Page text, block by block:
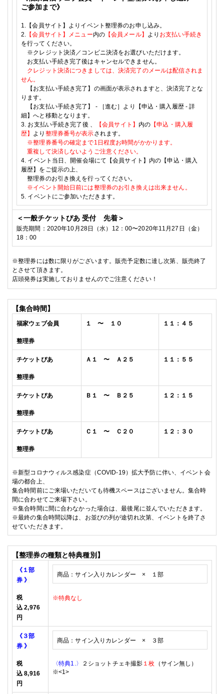
ご参加まで》
1. 【会員サイト】よりイベント整理券のお申し込み。
2. 【会員サイト】メニュー内の【会員メール】 より お支払い手続き
を行ってください。
※クレジット決済／コンビニ決済をお選びいただけます。
お支払い手続き完了後はキャンセルできません。
クレジット決済につきましては、決済完了のメールは配信されま
せん。
【お支払い手続き完了】の画面が表示されますと、決済完了とな
ります。
【お支払い手続き完了】
- ［進む］より【申込・購入履歴-詳
細】へと移動となります。
3. お支払い手続き完了後 、 【会員サイト】 内の 【申込・購入履
歴】 より 整理券番号が表示されます。
※整理券番号の確定まで1 日程度お時間がかかります。
重複して決済しないようご注意ください。
4. イベント当日、開催会場にて【会員サイト】内の【申込・購入
履歴】をご提示の上、
整理券のお引き換えを行ってください。
※イベント開始日前には整理券のお引き換えは出来ません。
5. イベントにご参加いただきます。
＜一般チケットぴあ 受付 先着＞
販売期間： 2020年10 月28日（水） 12 ： 00〜2020年11 月27 日（金）
18 ：00
※整理券には数に限りがございます。販売予定数に達し次第、販売終了
とさせて頂きます。
店頭発券は実施しておりませんのでご注意ください！
【集合時間】
福家ウェブ会員
整理券
１ 〜 １０ １１：４５
チケットぴあ
整理券
Ａ１ 〜 Ａ２５ １１：５５
チケットぴあ
整理券
Ｂ１ 〜 Ｂ２５ １２：１５
チケットぴあ
整理券
Ｃ１ 〜 Ｃ２０ １２：３０
※新型コロナウィルス感染症（COVID-19）拡大予防に伴い、イベント会
場の都合上、
集合時間前にご来場いただいても待機スペースはございません。集合時
間に合わせてご来場下さい。
※集合時間に間に合わなかった場合は、最後尾に並んでいただきます。
※最終の集合時間以降は、お並びの列が途切れ次第、イベントを終了さ
せていただきます。
【整理券の種類と特典種別】
《１部
券 》
税
込 2,976
円
商品：サイン入りカレンダー × １部
※特典なし
《３部
券 》
税
込 8,916
円
商品：サイン入りカレンダー × ３部
〈特典1.〉 ２ショットチェキ撮影 １枚 （サイン無し）
※<1>